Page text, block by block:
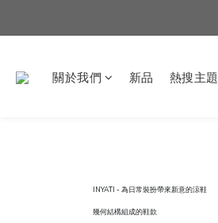
關於我們 新品 熱搜主題
INYATI - 為日常裝扮帶來新意的涼鞋
幾何結構組成的鞋款